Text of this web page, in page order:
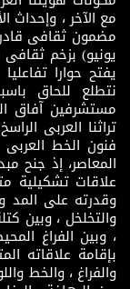
مع الآخر ، وإحداث
يونيو) بزخم ثقافى
يفتح حوارا
نتطلع للحاق
مستشرفين آفاق
تراثنا العربى
فنون الخط
المعاصر، إذ جنح
علاقات تشكيلية
وقدرته على المد
والتخلخل ، وبين
، وبين الفراغ
بإقامة علاقاته
والفراغ ، والخط